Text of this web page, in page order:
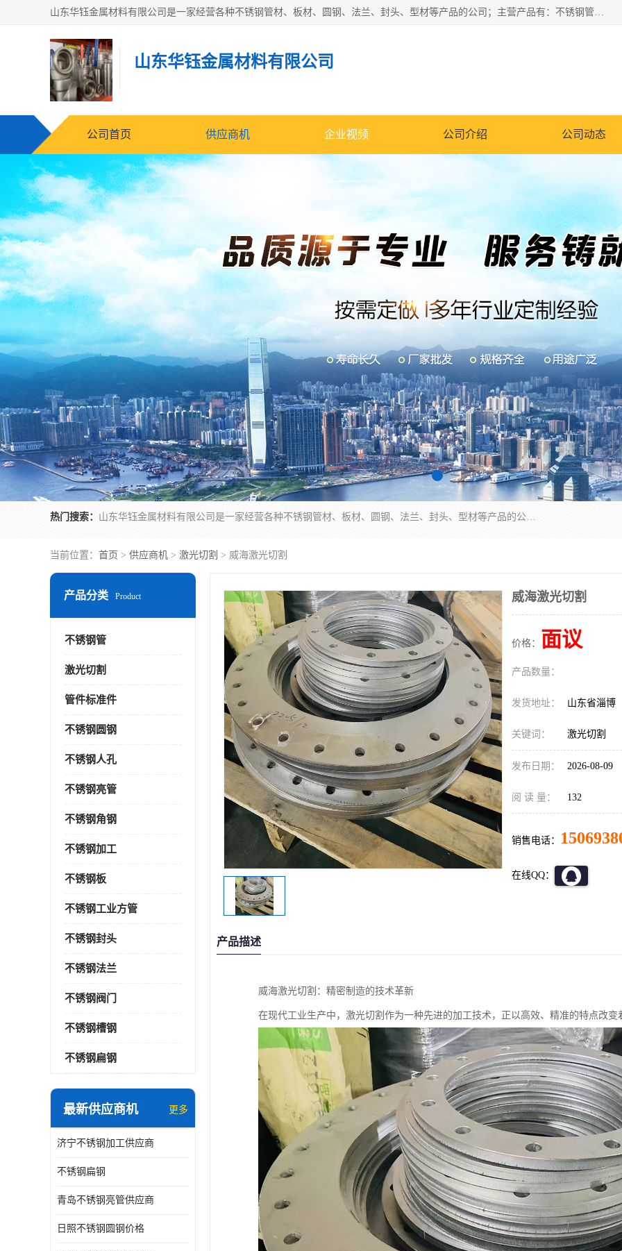
山东华钰金属材料有限公司是一家经营各种不锈钢管材、板材、圆钢、法兰、封头、型材等产品的公司；主营产品有：不锈钢管，激光切割，管件标准件，不锈钢圆钢，不锈钢人孔，不锈钢亮管，不锈钢角钢，不锈钢加工，不锈钢管子，不锈钢工业方管，不锈钢封头，不锈钢法兰，不锈钢阀门，不锈钢槽钢，不锈钢扁钢，不锈钢板等；可为客户制作各种规格的型材及不锈钢配件、非标准件及各种容器具等，能满足客户的不同采购要求。
山东华钰金属材料有限公司
公司首页 供应商机 企业视频 公司介绍 公司动态
热门搜索： 山东华钰金属材料有限公司是一家经营各种不锈钢管材、板材、圆钢、法兰、封头、型材等产品的公司；主营产品有：不锈钢管，激光切割，管件标准件，不锈钢圆钢，不锈钢人孔，不锈钢亮管，不锈钢角钢，不锈钢加工，不锈钢管子，不锈钢工业方管，不锈钢封头，不锈钢法兰，不锈钢阀门，不锈钢槽钢，不锈钢扁钢，不锈钢板等；可为客户制作各种规格的型材及不锈钢配件、非标准件及各种容器具等，能满足客户的不同采购要求。
当前位置： 首页 > 供应商机 > 激光切割 > 威海激光切割
产品分类 Product
不锈钢管
激光切割
管件标准件
不锈钢圆钢
不锈钢人孔
不锈钢亮管
不锈钢角钢
不锈钢加工
不锈钢板
不锈钢工业方管
不锈钢封头
不锈钢法兰
不锈钢阀门
不锈钢槽钢
不锈钢扁钢
最新供应商机 更多
济宁不锈钢加工供应商
不锈钢扁钢
青岛不锈钢亮管供应商
日照不锈钢圆钢价格
威海激光切割
价格： 面议
产品数量：
发货地址： 山东省淄博
关键词： 激光切割
发布日期： 2026-08-09
阅 读 量： 132
销售电话：
在线QQ：
产品描述
威海激光切割：精密制造的技术革新
在现代工业生产中，激光切割作为一种先进的加工技术，正以高效、精准的特点改变